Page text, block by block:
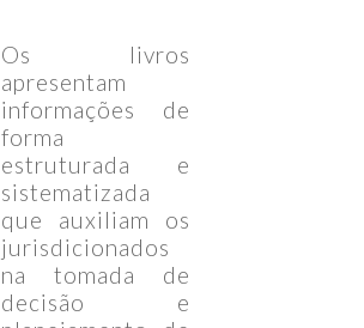
Os livros
apresentam
informações de
forma
estruturada e
sistematizada
que auxiliam os
jurisdicionados
na tomada de
decisão e